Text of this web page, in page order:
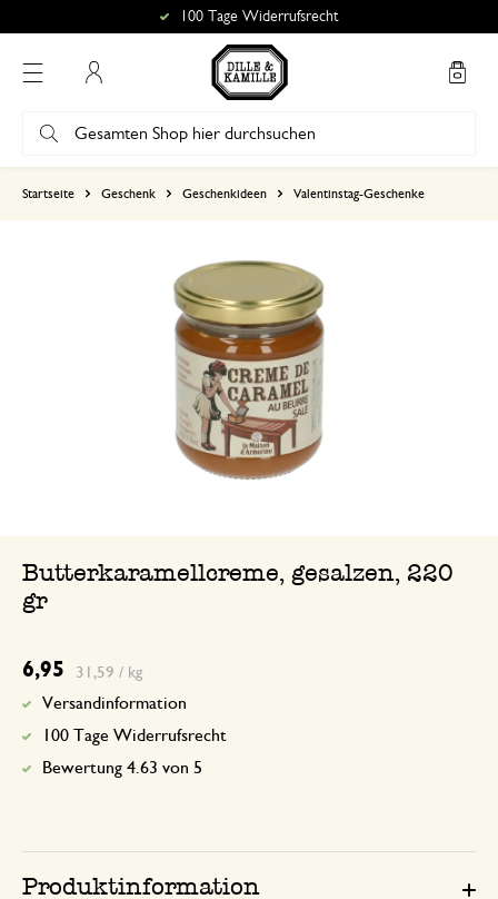
100 Tage Widerrufsrecht
Startseite Geschenk Geschenkideen Valentinstag-Geschenke
Butterkaramellcreme, gesalzen, 220
gr
6,95 31,59 / kg
Versandinformation
100 Tage Widerrufsrecht
Bewertung 4.63 von 5
Produktinformation